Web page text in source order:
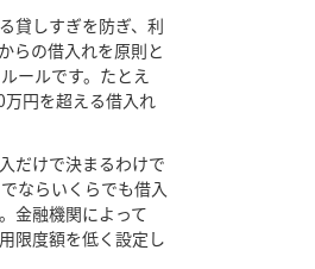
貸しすぎを防ぎ、利
らの借入れを原則と
ールです。たとえ
円を超える借入れ
だけで決まるわけで
ならいくらでも借入
金融機関によって
限度額を低く設定し